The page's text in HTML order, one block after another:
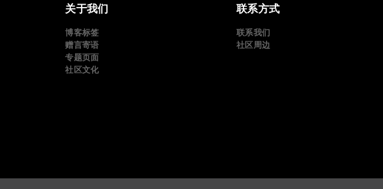
关于我们
博客标签
赠言寄语
专题页面
社区文化
联系方式
联系我们
社区周边